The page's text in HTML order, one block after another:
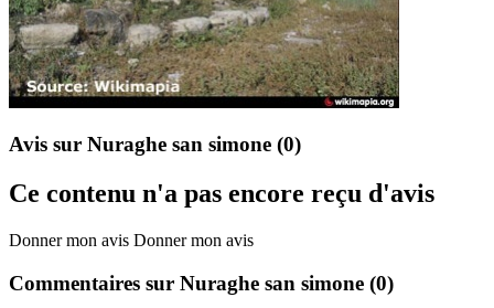
Avis sur Nuraghe san simone (0)
Ce contenu n'a pas encore reçu d'avis
Donner mon avis Donner mon avis
Commentaires sur Nuraghe san simone (0)